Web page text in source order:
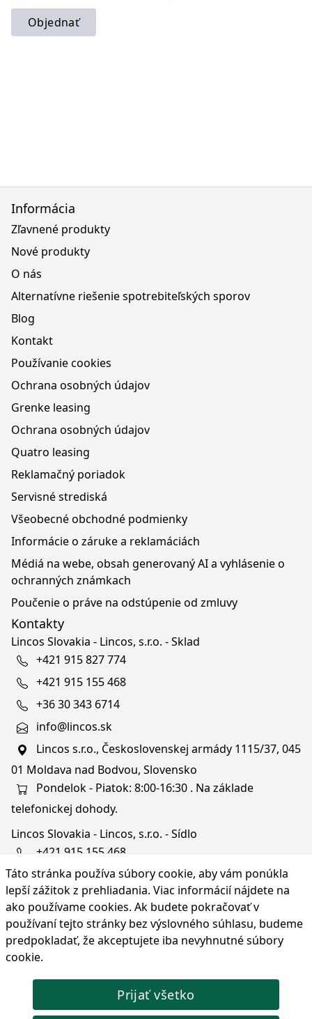
Objednať
Táto stránka používa súbory cookie, aby vám ponúkla
lepší zážitok z prehliadania. Viac informácií nájdete na
ako používame cookies. Ak budete pokračovať v
používaní tejto stránky bez výslovného súhlasu, budeme
predpokladať, že akceptujete iba nevyhnutné súbory
cookie.
Prijať všetko
Informácia
Zľavnené produkty
Nové produkty
O nás
Alternatívne riešenie spotrebiteľských sporov
Blog
Kontakt
Používanie cookies
Ochrana osobných údajov
Grenke leasing
Ochrana osobných údajov
Quatro leasing
Reklamačný poriadok
Servisné strediská
Všeobecné obchodné podmienky
Informácie o záruke a reklamáciách
Médiá na webe, obsah generovaný AI a vyhlásenie o
ochranných známkach
Poučenie o práve na odstúpenie od zmluvy
Kontakty
Lincos Slovakia - Lincos, s.r.o. - Sklad
+421 915 827 774
+421 915 155 468
+36 30 343 6714
info@lincos.sk
Lincos s.r.o., Československej armády 1115/37, 045
01 Moldava nad Bodvou, Slovensko
Pondelok - Piatok: 8:00-16:30 . Na základe
telefonickej dohody.
Lincos Slovakia - Lincos, s.r.o. - Sídlo
+421 915 155 468
+36/30 343 6714
bratislava@lincos.sk
Lincos s.r.o., Rustaveliho 4, 831 06 Bratislava - m. č.
Rača, Slovensko
Iba sídlo firmy